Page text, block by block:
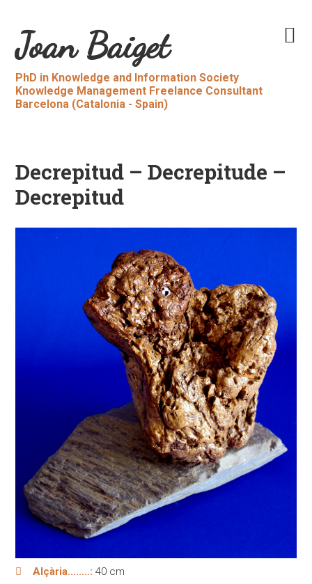
primary
navigation
content
Joan Baiget
PhD in Knowledge and Information Society
Knowledge Management Freelance Consultant
Barcelona (Catalonia - Spain)
Main
navigation
Decrepitud – Decrepitude –
Decrepitud
Alçària........: 40 cm